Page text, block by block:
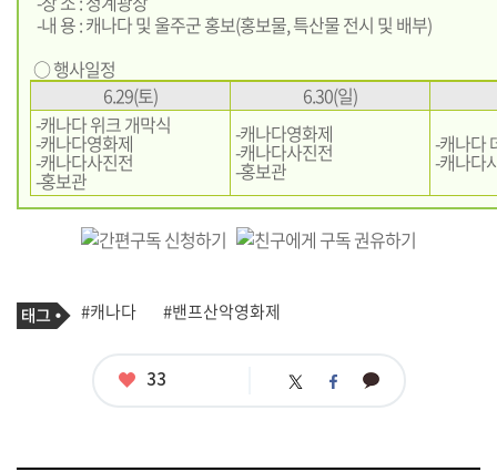
-내 용 : 캐나다 및 울주군 홍보(홍보물, 특산물 전시 및 배부)
○ 행사일정
6.29(토)
6.30(일)
-캐나다 위크 개막식
-캐나다영화제
-캐나다사진전
-홍보관
-캐나다영화제
-캐나다사진전
-홍보관
-캐나다
-캐나다
기
사
태
그
#캐나다 #밴프산악영화제
좋
33 트 페 카